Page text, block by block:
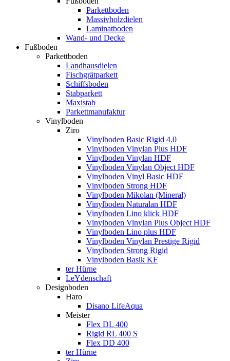
Parkettboden
Massivholzdielen
Laminatboden
Wand- und Decke
Fußboden
Parkettboden
Landhausdielen
Fischgrätparkett
Schiffsboden
Stabparkett
Maxistab
Parkettmanufaktur
Vinylboden
Ziro
Vinylboden Basic Rigid 4.0
Vinylboden Vinylan Plus HDF
Vinylboden Vinylan HDF
Vinylboden Vinylan Object HDF
Vinylboden Vinyl Basic HDF
Vinylboden Strong HDF
Vinylboden Mikolan (Mineral)
Vinylboden Naturalan HDF
Vinylboden Lino klick HDF
Vinylboden Vinylan Plus Object HDF
Vinylboden Lino plus HDF
Vinylboden Vinylan Prestige Rigid
Vinylboden Strong Rigid
Vinylboden Basik KF
ter Hürne
LeYdenschaft
Designboden
Haro
Disano LifeAqua
Meister
Flex DL 400
Rigid RL 400 S
Flex DD 400
ter Hürne